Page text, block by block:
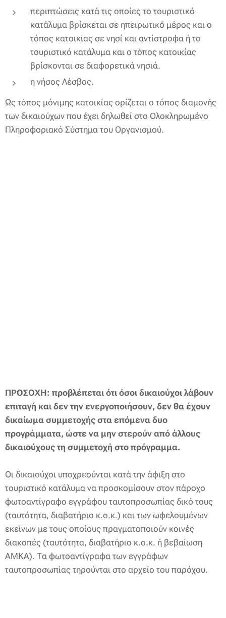
περιπτώσεις κατά τις οποίες το τουριστικό
κατάλυμα βρίσκεται σε ηπειρωτικό μέρος και ο
τόπος κατοικίας σε νησί και αντίστροφα ή το
τουριστικό κατάλυμα και ο τόπος κατοικίας
βρίσκονται σε διαφορετικά νησιά.
η νήσος Λέσβος.
Ως τόπος μόνιμης κατοικίας ορίζεται ο τόπος διαμονής
των δικαιούχων που έχει δηλωθεί στο Ολοκληρωμένο
Πληροφοριακό Σύστημα του Οργανισμού.
ΠΡΟΣΟΧΗ: προβλέπεται ότι όσοι δικαιούχοι λάβουν
επιταγή και δεν την ενεργοποιήσουν, δεν θα έχουν
δικαίωμα συμμετοχής στα επόμενα δυο
προγράμματα, ώστε να μην στερούν από άλλους
δικαιούχους τη συμμετοχή στο πρόγραμμα.
Οι δικαιούχοι υποχρεούνται κατά την άφιξη στο
τουριστικό κατάλυμα να προσκομίσουν στον πάροχο
φωτοαντίγραφο εγγράφου ταυτοπροσωπίας δικό τους
(ταυτότητα, διαβατήριο κ.ο.κ.) και των ωφελουμένων
εκείνων με τους οποίους πραγματοποιούν κοινές
διακοπές (ταυτότητα, διαβατήριο κ.ο.κ. ή βεβαίωση
ΑΜΚΑ). Τα φωτοαντίγραφα των εγγράφων
ταυτοπροσωπίας τηρούνται στο αρχείο του παρόχου.